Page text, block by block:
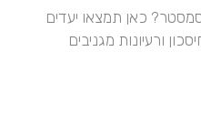
כאן תמצאו יעדים
ורעיונות מגניבים